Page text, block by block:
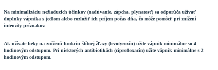
Na minimalizáciu nežiaducich účinkov (nadúvanie, zápcha, plynatosť) sa odporúča užívať
doplnky vápnika s jedlom alebo rozložiť ich príjem počas dňa, čo môže pomôcť pri znížení
intenzity príznakov.
Ak užívate lieky na zníženú funkciu štítnej žľazy (levotyroxín) užite vápnik minimálne so 4
hodinovým odstupom. Pri niektorých antibiotikách (ciprofloxacín) užite vápnik minimálne s 2
hodinovým odstupom.